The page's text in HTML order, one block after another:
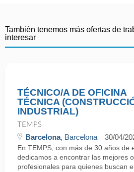
También tenemos más ofertas de
interesar
TÉCNICO/A DE OFICINA
TÉCNICA
INDUSTRIAL)
TEMPS
Barcelona, Barcelona 30/04/
En TEMPS, con más de 30 años de
dedicamos a encontrar las mejores
profesionales para quienes buscan